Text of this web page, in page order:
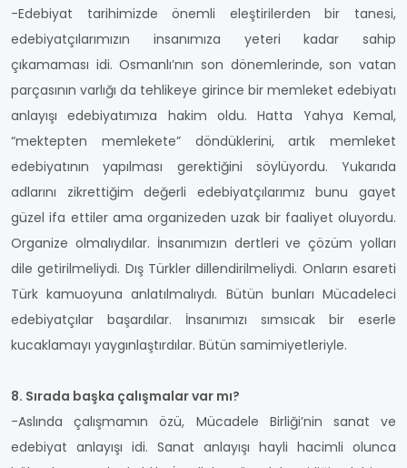
-Edebiyat tarihimizde önemli eleştirilerden bir tanesi,
edebiyatçılarımızın insanımıza yeteri kadar sahip
çıkamaması idi. Osmanlı’nın son dönemlerinde, son vatan
parçasının varlığı da tehlikeye girince bir memleket edebiyatı
anlayışı edebiyatımıza hakim oldu. Hatta Yahya Kemal,
“mektepten memlekete” döndüklerini, artık memleket
edebiyatının yapılması gerektiğini söylüyordu. Yukarıda
adlarını zikrettiğim değerli edebiyatçılarımız bunu gayet
güzel ifa ettiler ama organizeden uzak bir faaliyet oluyordu.
Organize olmalıydılar. İnsanımızın dertleri ve çözüm yolları
dile getirilmeliydi. Dış Türkler dillendirilmeliydi. Onların esareti
Türk kamuoyuna anlatılmalıydı. Bütün bunları Mücadeleci
edebiyatçılar başardılar. İnsanımızı sımsıcak bir eserle
kucaklamayı yaygınlaştırdılar. Bütün samimiyetleriyle.
8. Sırada başka çalışmalar var mı?
-Aslında çalışmamın özü, Mücadele Birliği’nin sanat ve
edebiyat anlayışı idi. Sanat anlayışı hayli hacimli olunca